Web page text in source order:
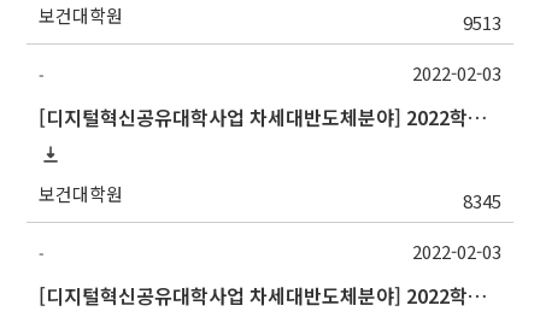
보건대학원 9513
-
[디지털혁신공유대학사업 차세대반도체분야] 2022학년도 1학기 대구대학교 교류 수학 안내
보건대학원 8345
2022-02-03
-
[디지털혁신공유대학사업 차세대반도체분야] 2022학년도 1학기 포항공과대학교 교류 수학 안내
2022-02-03